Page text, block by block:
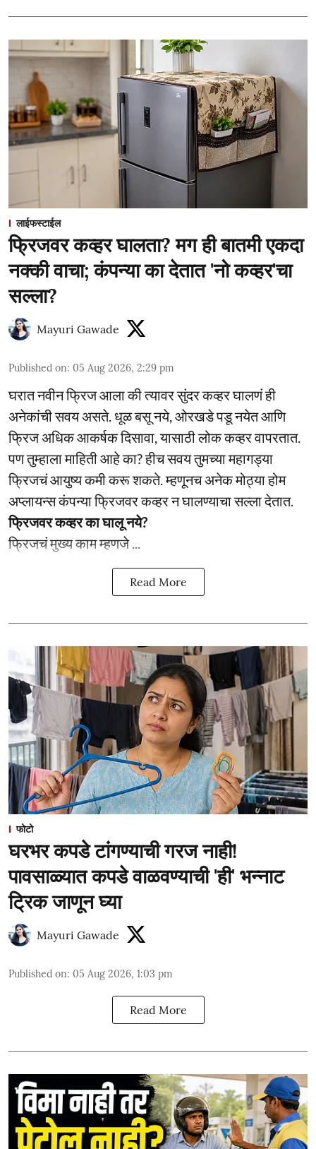
लाईफस्टाईल
फ्रिजवर कव्हर घालता? मग ही बातमी एकदा
नक्की वाचा; कंपन्या का देतात 'नो कव्हर'चा
सल्ला?
Mayuri Gawade
Published on: 05 Aug 2026, 2:29 pm
घरात नवीन फ्रिज आला की त्यावर सुंदर कव्हर घालणं ही
अनेकांची सवय असते. धूळ बसू नये, ओरखडे पडू नयेत आणि
फ्रिज अधिक आकर्षक दिसावा, यासाठी लोक कव्हर वापरतात.
पण तुम्हाला माहिती आहे का? हीच सवय तुमच्या महागड्या
फ्रिजचं आयुष्य कमी करू शकते. म्हणूनच अनेक मोठ्या होम
अप्लायन्स कंपन्या फ्रिजवर कव्हर न घालण्याचा सल्ला देतात.
फ्रिजवर कव्हर का घालू नये?
फ्रिजचं मुख्य काम म्हणजे ...
Read More
फोटो
घरभर कपडे टांगण्याची गरज नाही!
पावसाळ्यात कपडे वाळवण्याची 'ही' भन्नाट
ट्रिक जाणून घ्या
Mayuri Gawade
Published on: 05 Aug 2026, 1:03 pm
Read More